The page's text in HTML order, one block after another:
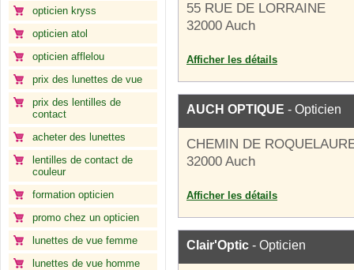
opticien kryss
opticien atol
opticien afflelou
prix des lunettes de vue
prix des lentilles de
contact
acheter des lunettes
lentilles de contact de
couleur
formation opticien
promo chez un opticien
lunettes de vue femme
lunettes de vue homme
55 RUE DE LORRAINE
32000 Auch
Afficher les détails
AUCH OPTIQUE - Opticien
CHEMIN DE
32000 Auch
Afficher les détails
Clair'Optic - Opticien